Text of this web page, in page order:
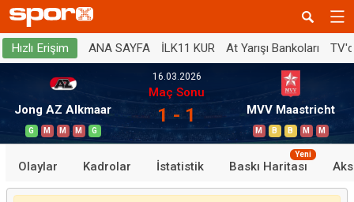
Hızlı Erişim ANA SAYFA İLK11 KUR At Yarışı Bankoları
Jong AZ Alkmaar
G M M M G
16.03.2026
Maç Sonu
1 - 1 MVV Maastricht
M B B M M
Olaylar Kadrolar İstatistik Baskı Haritası
Yeni